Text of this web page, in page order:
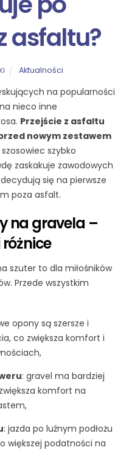
asfaltu?
Aktualności
na popularności
nieco inne
Przejście z asfaltu
nowym zestawem
szybko
zaskakuje zawodowych
się na pierwsze
poza asfalt.
na gravela –
szuter to dla miłośników
Przede wszystkim
opony są szersze i
co zwiększa komfort i
: gravel ma bardziej
komfort na
: jazda po luźnym podłożu
większej podatności na